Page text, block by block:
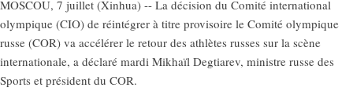
MOSCOU, 7 juillet (Xinhua) -- La décision du Comité international
olympique (CIO) de réintégrer à titre provisoire le Comité olympique
russe (COR) va accélérer le retour des athlètes russes sur la scène
internationale, a déclaré mardi Mikhaïl Degtiarev, ministre russe des
Sports et président du COR.